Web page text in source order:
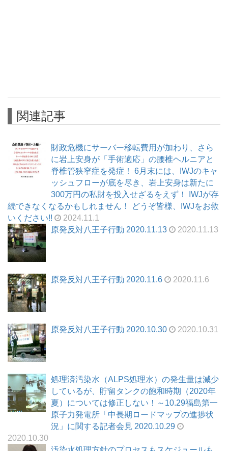
関連記事
財政危機にサーバー移転費用が加わり、さら
に岩上安身が「手術適応」の腰椎ヘルニアと
脊椎管狭窄症を発症！ 6月末には、IWJのキャ
ッシュフローが底を尽き、岩上安身は新たに
300万円の私財を投入せざるをえず！ IWJが存
続できなくなるかもしれません！ どうぞ皆様、IWJをお救
いください!!
2024.11.1
原発反対八王子行動 2020.11.13
2020.11.13
原発反対八王子行動 2020.11.6 2020.11.6
原発反対八王子行動 2020.10.30 2020.10.31
処理済汚染水（ALPS処理水）の発生量は減少
しているが、貯留タンクの飽和時期（2020年
夏）については修正しない！～10.29福島第一
原子力発電所「中長期ロードマップの進捗状
況」に関する記者会見 2020.10.29
2020.10.30